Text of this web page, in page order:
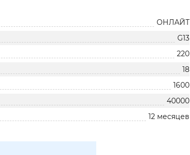
ОНЛАЙТ
G13
220
18
1600
40000
12 месяцев